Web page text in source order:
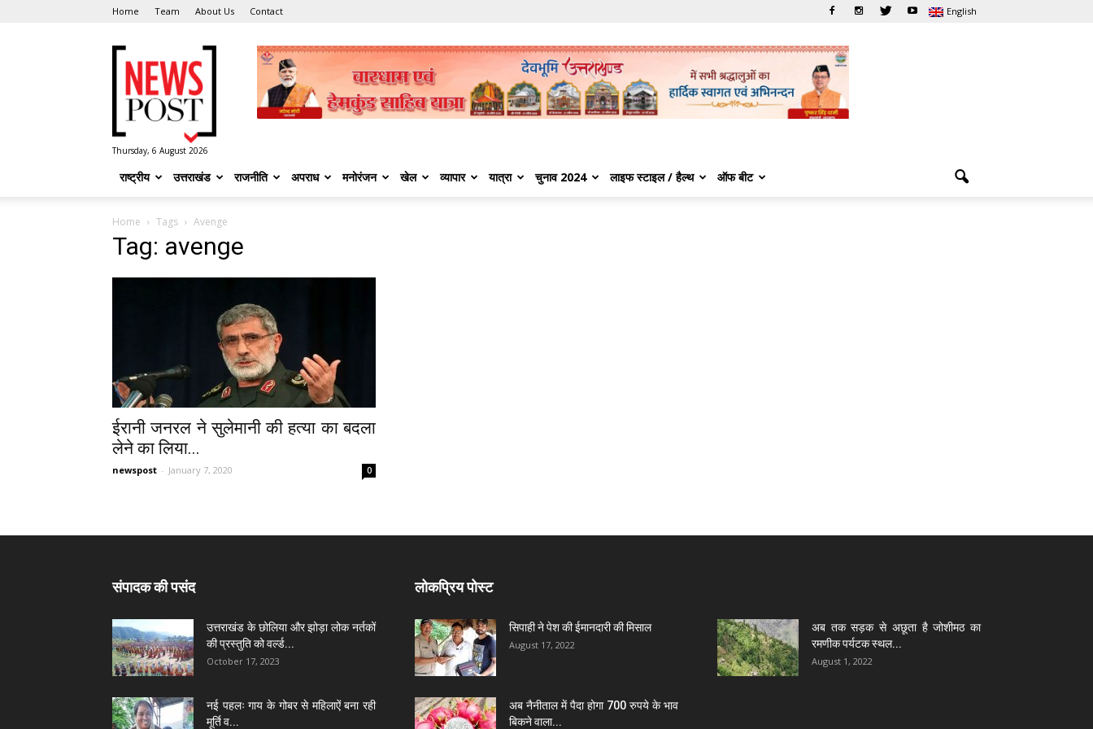
Home Team About Us Contact English
Post
Thursday, 6 August 2026
राष्ट्रीय उत्तराखंड राजनीति अपराध मनोरंजन खेल व्यापार यात्रा चुनाव 2024 लाइफ स्टाइल / हैल्थ ऑफ बीट
Home Tags Avenge
Tag: avenge
ईरानी जनरल ने सुलेमानी की हत्या का बदला
लेने का लिया...
newspost - January 7, 2020 0
संपादक की पसंद
उत्तराखंड के छोलिया और झोड़ा लोक नर्तकों
की प्रस्तुति को वर्ल्ड...
October 17, 2023
नई पहलः गाय के गोबर से महिलाऐं बना रही
मूर्ति व...
लोकप्रिय पोस्ट
सिपाही ने पेश की ईमानदारी की मिसाल
August 17, 2022
अब तक सड़क से अछूता है जोशीमठ का
रमणीक पर्यटक स्थल...
August 1, 2022
अब नैनीताल में पैदा होगा 700 रुपये के भाव
बिकने वाला...